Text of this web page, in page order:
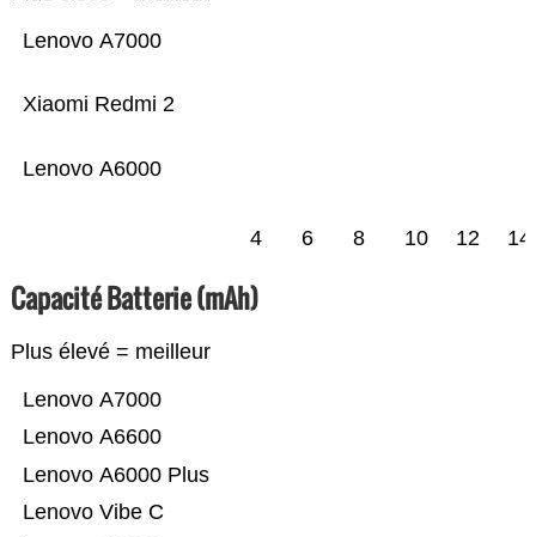
Lenovo A6000
Xiaomi Redmi 2
Lenovo A7000
4 6 8 10 12 14
Capacité Batterie (mAh)
Plus élevé = meilleur
Lenovo Vibe C
Lenovo A6000 Plus
Lenovo A6600
Lenovo A7000